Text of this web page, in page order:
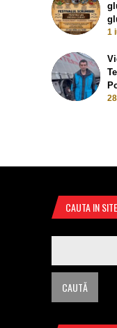
1
CAUTA IN SITE